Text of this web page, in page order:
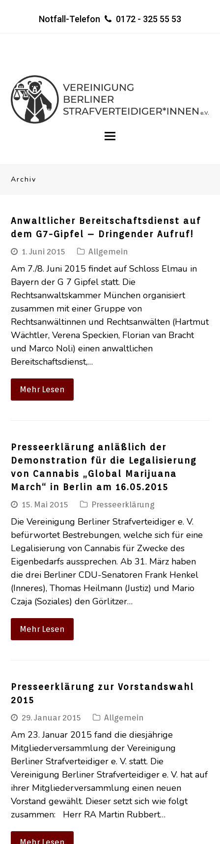
Notfall-Telefon 0172 - 325 55 53
Archiv
Anwaltlicher Bereitschaftsdienst auf
dem G7-Gipfel – Dringender Aufruf!
1. Juni 2015 Allgemein
Am 7./8. Juni 2015 findet auf Schloss Elmau in
Bayern der G 7 Gipfel statt. Die
Rechtsanwaltskammer München organisiert
zusammen mit einer Gruppe von
Rechtsanwältinnen und Rechtsanwälten (Hartmut
Wächtler, Verena Speckien, Florian van Bracht
und Marco Noli) einen anwaltlichen
Bereitschaftsdienst,…
Mehr Lesen
Presseerklärung anläßlich der
Demonstration für die Legalisierung
von Cannabis „Global Marijuana
March“ in Berlin am 16.05.2015
15. Mai 2015 Presseerklärung
Die Vereinigung Berliner Strafverteidiger e. V.
befürwortet Bestrebungen, welche sich für eine
Legalisierung von Cannabis für Zwecke des
Eigenbedarfs aussprechen. Ab 31. März haben
die drei Berliner CDU-Senatoren Frank Henkel
(Inneres), Thomas Heilmann (Justiz) und Mario
Czaja (Soziales) den Görlitzer…
Mehr Lesen
Presseerklärung zur Vorstandswahl
2015
29. Januar 2015 Allgemein
Am 23. Januar 2015 fand die diesjährige
Mitgliederversammlung der Vereinigung
Berliner Strafverteidiger e. V. statt. Die
Vereinigung Berliner Strafverteidiger e. V. hat auf
ihrer Mitgliederversammlung einen neuen
Vorstand gewählt. Dieser setzt sich wie folgt
zusammen: Herr RA Martin Rubbert…
Mehr Lesen